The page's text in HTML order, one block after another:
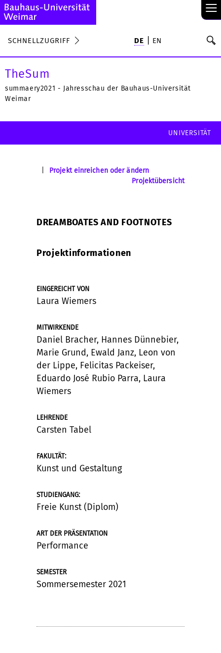
≡
SCHNELLZUGRIFF DE EN
TheSum
summaery2021 - Jahresschau der Bauhaus-Universität
Weimar
UNIVERSITÄT
Projekt einreichen oder ändern
Projektübersicht
DREAMBOATES AND FOOTNOTES
Projektinformationen
EINGEREICHT VON
Laura Wiemers
MITWIRKENDE
Daniel Bracher, Hannes Dünnebier,
Marie Grund, Ewald Janz, Leon von
der Lippe, Felicitas Packeiser,
Eduardo José Rubio Parra, Laura
Wiemers
LEHRENDE
Carsten Tabel
FAKULTÄT:
Kunst und Gestaltung
STUDIENGANG:
Freie Kunst (Diplom)
ART DER PRÄSENTATION
Performance
SEMESTER
Sommersemester 2021